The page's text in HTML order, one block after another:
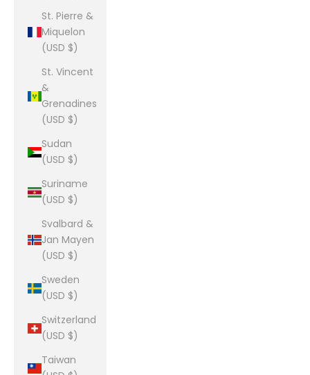
St. Pierre &
Miquelon
(USD $)
St. Vincent
&
Grenadines
(USD $)
Sudan
(USD $)
Suriname
(USD $)
Svalbard &
Jan Mayen
(USD $)
Sweden
(USD $)
Switzerland
(USD $)
Taiwan